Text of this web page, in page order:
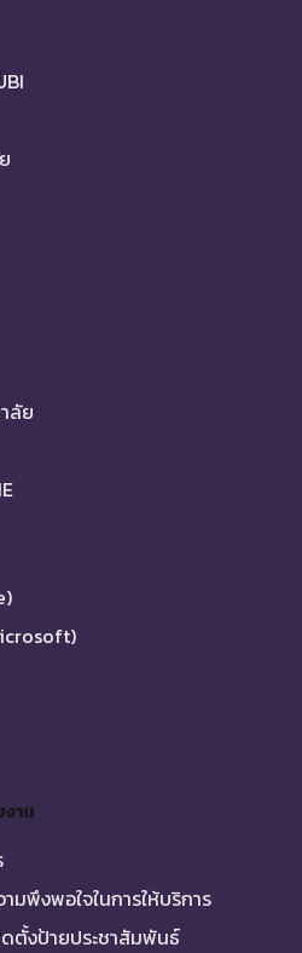
ลัย
าน
มพึงพอใจในการให้บริการ
งป้ายประชาสัมพันธ์